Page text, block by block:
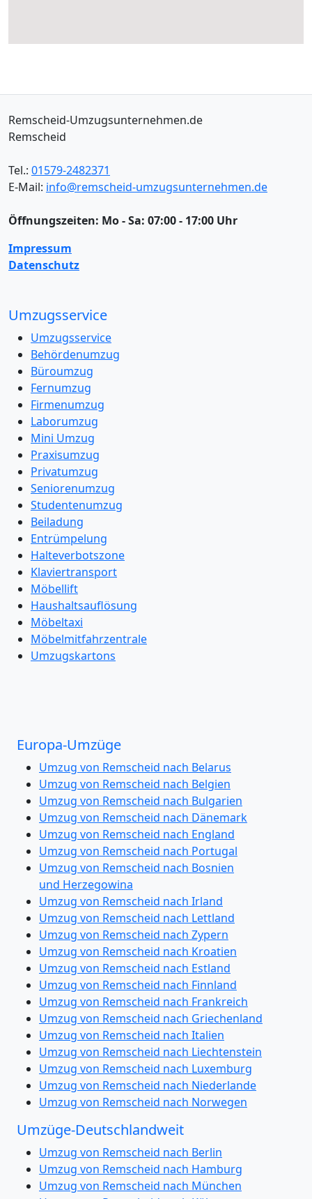
Remscheid-Umzugsunternehmen.de
Remscheid
Tel.: 01579-2482371
E-Mail: info@remscheid-umzugsunternehmen.de
Öffnungszeiten: Mo - Sa: 07:00 - 17:00 Uhr
Impressum
Datenschutz
Umzugsservice
Umzugsservice
Behördenumzug
Büroumzug
Fernumzug
Firmenumzug
Laborumzug
Mini Umzug
Praxisumzug
Privatumzug
Seniorenumzug
Studentenumzug
Beiladung
Entrümpelung
Halteverbotszone
Klaviertransport
Möbellift
Haushaltsauflösung
Möbeltaxi
Möbelmitfahrzentrale
Umzugskartons
Europa-Umzüge
Umzug von Remscheid nach Belarus
Umzug von Remscheid nach Belgien
Umzug von Remscheid nach Bulgarien
Umzug von Remscheid nach Dänemark
Umzug von Remscheid nach England
Umzug von Remscheid nach Portugal
Umzug von Remscheid nach Bosnien
und Herzegowina
Umzug von Remscheid nach Irland
Umzug von Remscheid nach Lettland
Umzug von Remscheid nach Zypern
Umzug von Remscheid nach Kroatien
Umzug von Remscheid nach Estland
Umzug von Remscheid nach Finnland
Umzug von Remscheid nach Frankreich
Umzug von Remscheid nach Griechenland
Umzug von Remscheid nach Italien
Umzug von Remscheid nach Liechtenstein
Umzug von Remscheid nach Luxemburg
Umzug von Remscheid nach Niederlande
Umzug von Remscheid nach Norwegen
Umzüge-Deutschlandweit
Umzug von Remscheid nach Berlin
Umzug von Remscheid nach Hamburg
Umzug von Remscheid nach München